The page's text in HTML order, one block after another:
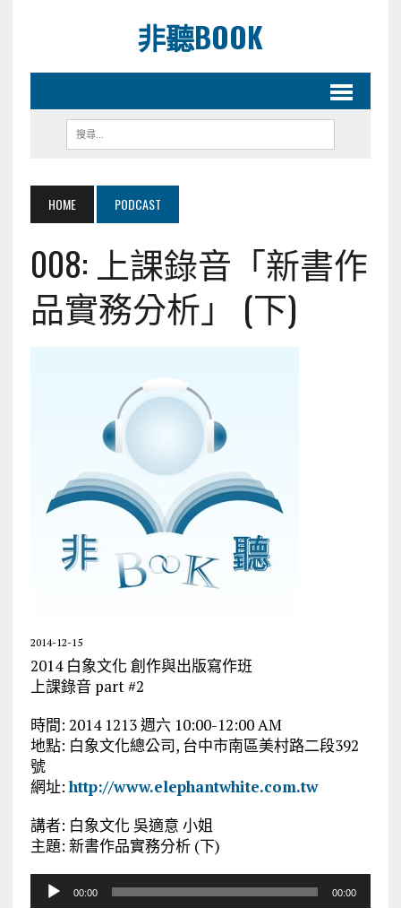
非聽BOOK
HOME PODCAST
008: 上課錄音「新書作
品實務分析」 (下)
2014-12-15
2014 白象文化 創作與出版寫作班
上課錄音 part #2
時間: 2014 1213 週六 10:00-12:00 AM
地點: 白象文化總公司, 台中市南區美村路二段392
號
網址:http://www.elephantwhite.com.tw
講者: 白象文化 吳適意 小姐
主題: 新書作品實務分析 (下)
00:00 00:00